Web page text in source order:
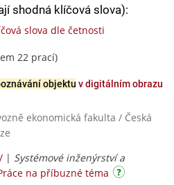
shodná klíčová slova):
slova dle četnosti
22 prací)
objektu v digitálním obrazu
ekonomická fakulta / Česká
| Systémové inženýrství a
na příbuzné téma